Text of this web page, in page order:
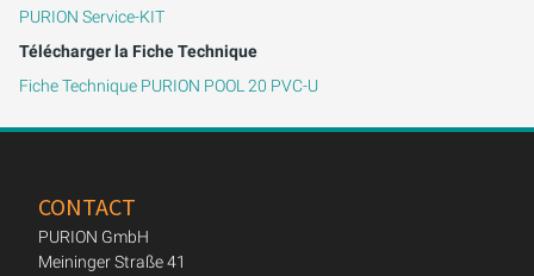
PURION Service-KIT
Télécharger la Fiche Technique
Fiche Technique PURION POOL 20 PVC-U
CONTACT
PURION GmbH
Meininger Straße 41